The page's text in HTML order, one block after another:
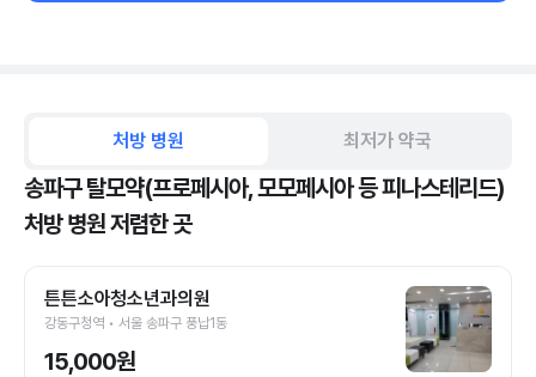
처방 병원 최저가 약국
송파구 탈모약(프로페시아, 모모페시아 등 피나스테리드)
처방 병원 저렴한 곳
튼튼소아청소년과의원
강동구청역 • 서울 송파구 풍납1동
15,000원